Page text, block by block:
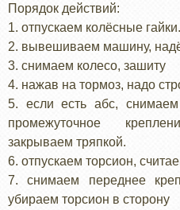
Порядок действий:
1. отпускаем колёсные гайки.
2. вывешиваем машину,
3. снимаем колесо, зашиту
4. нажав на тормоз, надо
5. если есть абс, снимаем
промежуточное
закрываем тряпкой.
6. отпускаем торсион,
7. снимаем переднее
убираем торсион в сторону